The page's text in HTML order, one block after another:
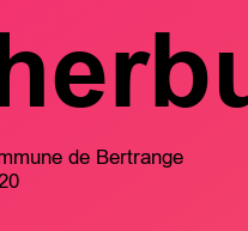
de Bertrange